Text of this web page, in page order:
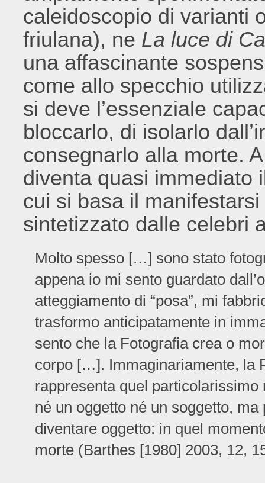
caleidoscopio di varianti
friulana), ne La luce di
una affascinante
come allo specchio
si deve l’essenziale
bloccarlo, di isolarlo
consegnarlo alla morte.
diventa quasi immediato
cui si basa il
sintetizzato dalle celebri
Molto spesso […] sono stato
appena io mi sento guardato
atteggiamento di “posa”, mi
trasformo anticipatamente in
sento che la Fotografia crea o
corpo […]. Immaginariamente, la
rappresenta quel
né un oggetto né un soggetto,
diventare oggetto: in quel
morte (Barthes [1980] 2003, 12,